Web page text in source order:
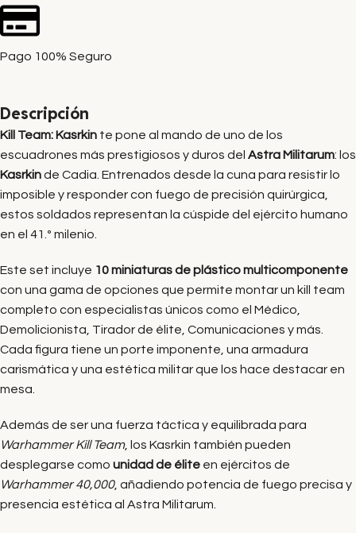
Pago 100% Seguro
Descripción
Kill Team: Kasrkin te pone al mando de uno de los
escuadrones más prestigiosos y duros del Astra Militarum: los
Kasrkinde Cadia. Entrenados desde la cuna para resistir lo
imposible y responder con fuego de precisión quirúrgica,
estos soldados representan la cúspide del ejército humano
en el 41.º milenio.
Este set incluye 10 miniaturas de plástico multicomponente
con una gama de opciones que permite montar un kill team
completo con especialistas únicos como el Médico,
Demolicionista, Tirador de élite, Comunicaciones y más.
Cada figura tiene un porte imponente, una armadura
carismática y una estética militar que los hace destacar en
mesa.
Además de ser una fuerza táctica y equilibrada para
Warhammer Kill Team, los Kasrkin también pueden
desplegarse como unidad de élite en ejércitos de
Warhammer 40,000, añadiendo potencia de fuego precisa y
presencia estética al Astra Militarum.